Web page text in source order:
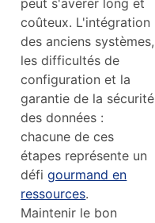
peut s'avérer long et
coûteux. L'intégration
des anciens systèmes,
les difficultés de
configuration et la
garantie de la sécurité
des données :
chacune de ces
étapes représente un
défigourmand en
ressources.
Maintenir le bon